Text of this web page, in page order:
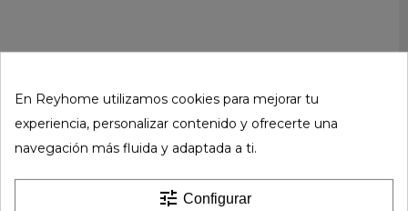
En Reyhome utilizamos cookies para mejorar tu
experiencia, personalizar contenido y ofrecerte una
navegación más fluida y adaptada a ti.
tune Configurar